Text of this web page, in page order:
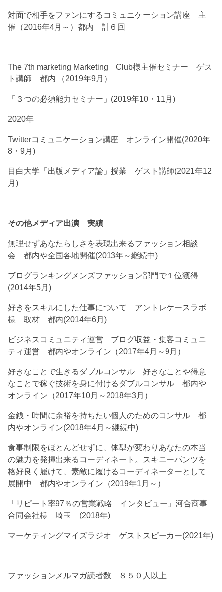
対面で相手をファンにするコミュニケーション講座 主
催（2016年4月～）都内 計６回
The 7th marketing Marketing Club様主催セミナー ゲス
ト講師 都内 （2019年9月）
「３つの必須能力セミナー」(2019年10・11月)
2020年
Twitterコミュニケーション講座 オンライン開催(2020年
8・9月)
目白大学「出版メディア論」授業 ゲスト講師(2021年12
月)
その他メディア出演 実績
無理せずあなたらしさを表現出来るファッション相談
会 都内や全国各地開催(2013年～継続中)
ブログランキングメンズファッション部門で１位獲得
(2014年5月)
好きをスキルにした仕事について アントレケースラボ
様 取材 都内(2014年6月)
ビジネスコミュニティ運営 ブログ収益・集客コミュニ
ティ運営 都内やオンライン（2017年4月～9月）
好きなことで生きるダブルコンサル 好きなことや得意
なことで稼ぐ技術を身に付けるダブルコンサル 都内や
オンライン（2017年10月～2018年3月）
金銭・時間に余裕を持ちたい個人のためのコンサル 都
内やオンライン(2018年4月～継続中)
食事制限をほとんどせずに、体型が変わりあなたの本当
の魅力を発揮出来るコーディネート。スキニーパンツを
格好良く履けて、素敵に履けるコーディネーターとして
展開中 都内やオンライン（2019年1月～）
「リピート率97％の営業戦略 インタビュー」河合商事
合同会社様 埼玉 (2018年)
マーケティングマイズラジオ ゲストスピーカー(2021年)
ファッションメルマガ読者数 ８５０人以上